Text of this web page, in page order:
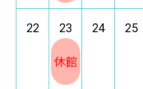
22 23
休館
24 25